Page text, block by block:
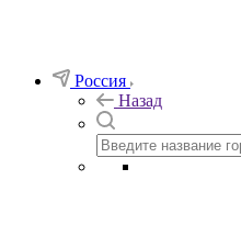
Россия
Назад